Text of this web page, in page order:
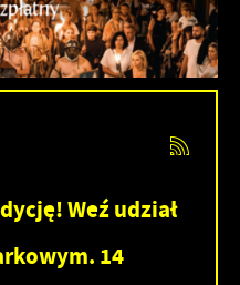
Weź udział
14